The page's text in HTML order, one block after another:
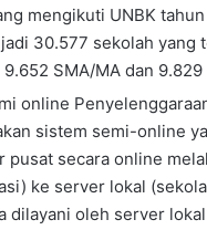
mengikuti UNBK
30.577 sekolah уаng
9.652 SMA/MA dan 9.829
online Penyelenggaraan
sistem semi-online
pusat secara online
kе server lokal
dilayani оlеh server